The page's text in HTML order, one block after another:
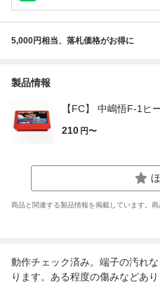
5,000円相当、落札価格がお得に
製品情報
【FC】 中嶋悟F-1ヒ
210 円〜
商品と関連する製品情報を掲載しています。
動作チェック済み。端子の汚れ
ります。ある程度の傷みなどあ